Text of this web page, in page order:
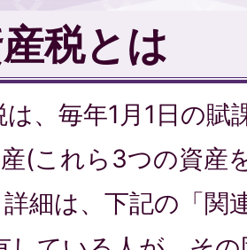
税とは
は、毎年1月1日の賦
(これら3つの資産
細は、下記の「関